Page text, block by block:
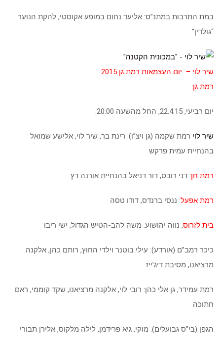
במת התרבות במתנ”ס: אליעד נחום במופע אקוסטי, להקת הנוער
“גולדין”
שיר לוי – יום העצמאות רמת גן 2015
רמת גן:
יום רביעי, 22.4.15, החל מהשעה 20:00:
שיר לוי רמת שקמה (גן ויצ”ו): רינת בר, שיר לוי, אלישע שמואל
בהנחיית עמית פרקש
רמת חן: דני רובס, דור דניאל בהנחיית אורנה דץ
רמת אפעל: ננסי ברנדס, דודו טסה
בית לזרוס, נווה יהושוע: משה להב-הטיש הגדול, ישי ריבו
כיכר רמב”ם (אורדע): עילי בוטנר וילדי החוץ, רותם כהן, אלקנה
מרציאנו, מסיבת דיג’ייז
רמת עמידר, גן אלי כהן: רובי לוי, אלקנה מרציאנו, שקד קוממי, ראם
חתוכה
הגפן (בי”ס גבועלים): מוקי, גיא פרידמן, לילה מלקוס, אלירן תבורי